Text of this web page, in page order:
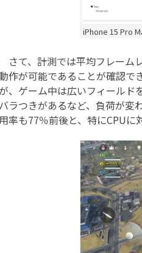
iPhone 15 Pro
さて、計測では平均フレーム
作が可能であることが確認で
、ゲーム中は広いフィールド
バラつきがあるなど、負荷が変
用率も77％前後と、特にCPUに